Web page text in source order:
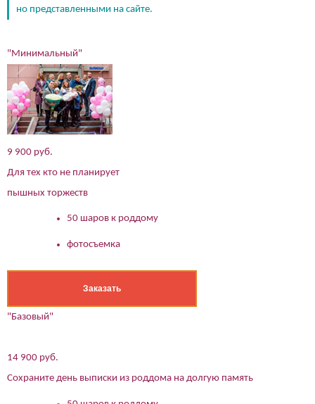
но представленными на сайте.
"Минимальный"
9 900 руб.
Для тех кто не планирует
пышных торжеств
50 шаров к роддому
фотосъемка
Заказать
"Базовый"
14 900 руб.
Сохраните день выписки из роддома на долгую память